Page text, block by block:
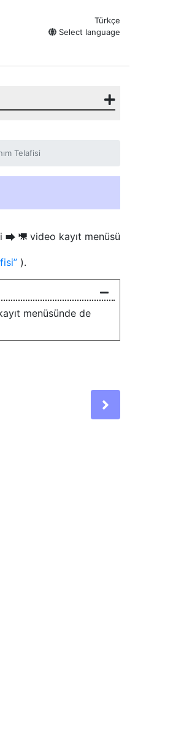
Türkçe
Select language
Telafisi
U 1 video kayıt menüsü
).
menüsünde de